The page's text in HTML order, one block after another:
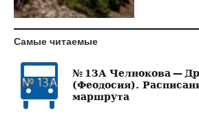
Самые читаемые
№ 13А Челнокова —
(Феодосия).
маршрута